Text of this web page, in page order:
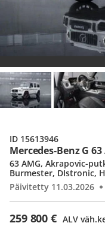
Mercedes-Benz G 63
259 800 € ALV
63 AMG, Akrapovic-
Burmester, DIstronic,
Päivitetty 11.03.2026
ID 15613946